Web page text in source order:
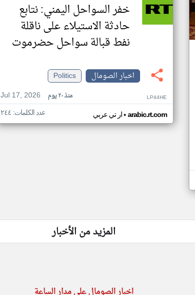
خفر السواحل اليمني: نتابع
حادثة الاستيلاء على ناقلة
نفط قبالة سواحل حضرموت
اخبار الصومال
Politics
Jul 17, 2026
منذ ٢٠ يوم LP44HE
ار تي عربي• arabic.rt.com عدد الكلمات: ٢٤٤
المزيد من الأخبار